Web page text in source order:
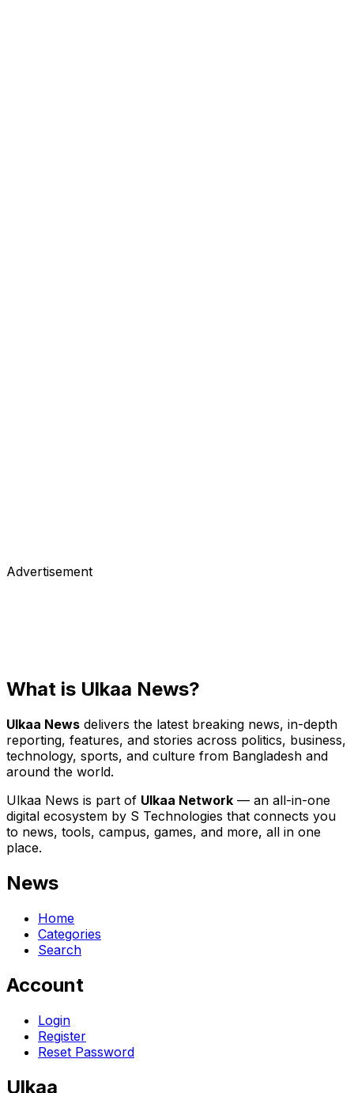
Advertisement
What is Ulkaa News?
Ulkaa News delivers the latest breaking news, in-depth
reporting, features, and stories across politics, business,
technology, sports, and culture from Bangladesh and
around the world.
Ulkaa News is part of Ulkaa Network — an all-in-one
digital ecosystem by S Technologies that connects you
to news, tools, campus, games, and more, all in one
place.
News
Home
Categories
Search
Account
Login
Register
Reset Password
Ulkaa